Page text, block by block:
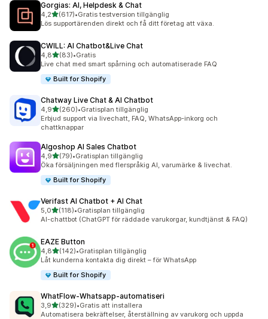
Gorgias: AI, Helpdesk & Chat
4,2av 5 stjärnor
(617)
617 recensioner totalt
•Gratis testversion tillgänglig
Lös supportärenden direkt och få ditt företag att växa.
CWILL: AI Chatbot&Live Chat
4,8av 5 stjärnor
(83)
83 recensioner totalt
•Gratis
Live chat med smart spårning och automatiserade FAQ
Built for Shopify
Chatway Live Chat & AI Chatbot
4,9av 5 stjärnor
(260)
260 recensioner totalt
•Gratisplan tillgänglig
Erbjud support via livechatt, FAQ, WhatsApp-inkorg och
chattknappar
Algoshop AI Sales Chatbot
4,9av 5 stjärnor
(79)
79 recensioner totalt
•Gratisplan tillgänglig
Öka försäljningen med flerspråkig AI, varumärke & livechat.
Built for Shopify
Verifast AI Chatbot + AI Chat
5,0av 5 stjärnor
(118)
118 recensioner totalt
•Gratisplan tillgänglig
AI-chattbot (ChatGPT för räddade varukorgar, kundtjänst & FAQ)
EAZE Button
4,8av 5 stjärnor
(142)
142 recensioner totalt
•Gratisplan tillgänglig
Låt kunderna kontakta dig direkt – för WhatsApp
Built for Shopify
WhatFlow‑Whatsapp‑automatiseri
3,9av 5 stjärnor
(329)
329 recensioner totalt
•Gratis att installera
Automatisera bekräftelser, återställning av varukorg och uppda